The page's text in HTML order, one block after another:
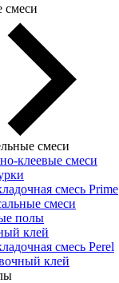
смеси
смеси
клеевые смеси
смесь Prime
смеси
полы
клей
смесь Perel
клей